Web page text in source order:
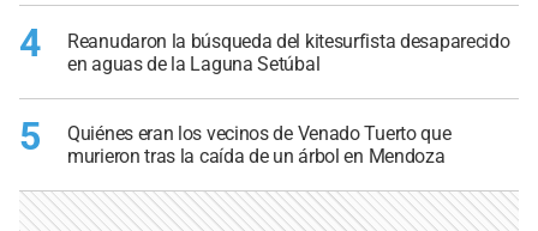
4
Reanudaron la búsqueda del kitesurfista desaparecido
en aguas de la Laguna Setúbal
5
Quiénes eran los vecinos de Venado Tuerto que
murieron tras la caída de un árbol en Mendoza